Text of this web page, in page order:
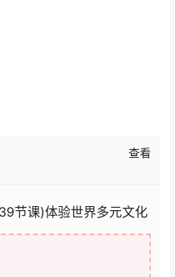
查看
节课)体验世界多元文化